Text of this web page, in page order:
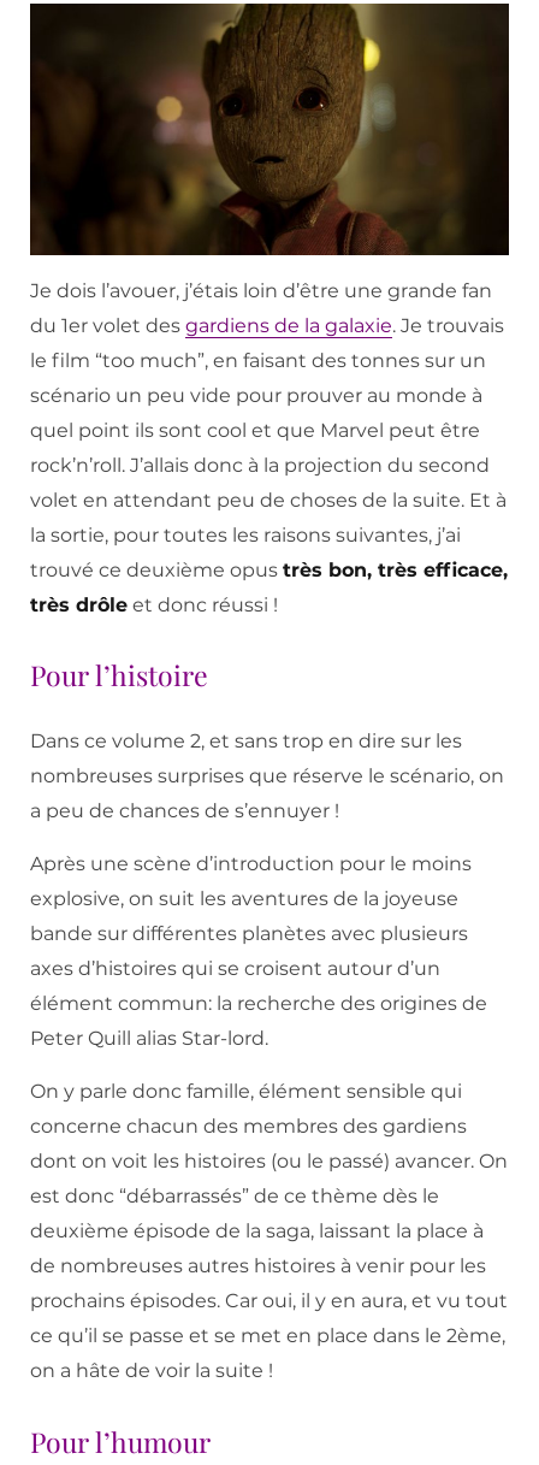
Je dois l’avouer, j’étais loin d’être une grande fan
du 1er volet des gardiens de la galaxie. Je trouvais
le film “too much”, en faisant des tonnes sur un
scénario un peu vide pour prouver au monde à
quel point ils sont cool et que Marvel peut être
rock’n’roll. J’allais donc à la projection du second
volet en attendant peu de choses de la suite. Et à
la sortie, pour toutes les raisons suivantes, j’ai
trouvé ce deuxième opus très bon, très efficace,
très drôle et donc réussi !
Pour l’histoire
Dans ce volume 2, et sans trop en dire sur les
nombreuses surprises que réserve le scénario, on
a peu de chances de s’ennuyer !
Après une scène d’introduction pour le moins
explosive, on suit les aventures de la joyeuse
bande sur différentes planètes avec plusieurs
axes d’histoires qui se croisent autour d’un
élément commun: la recherche des origines de
Peter Quill alias Star-lord.
On y parle donc famille, élément sensible qui
concerne chacun des membres des gardiens
dont on voit les histoires (ou le passé) avancer. On
est donc “débarrassés” de ce thème dès le
deuxième épisode de la saga, laissant la place à
de nombreuses autres histoires à venir pour les
prochains épisodes. Car oui, il y en aura, et vu tout
ce qu’il se passe et se met en place dans le 2ème,
on a hâte de voir la suite !
Pour l’humour